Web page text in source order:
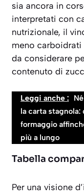
sia ancora in
interpretati con
nutrizionale, il
meno
da considerare
contenuto di
Leggi anche :
la carta
formaggio
più a lungo
Tabella
Per una visione